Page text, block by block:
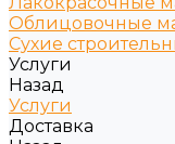
Облицовочные
Сухие
Услуги
Назад
Услуги
Доставка